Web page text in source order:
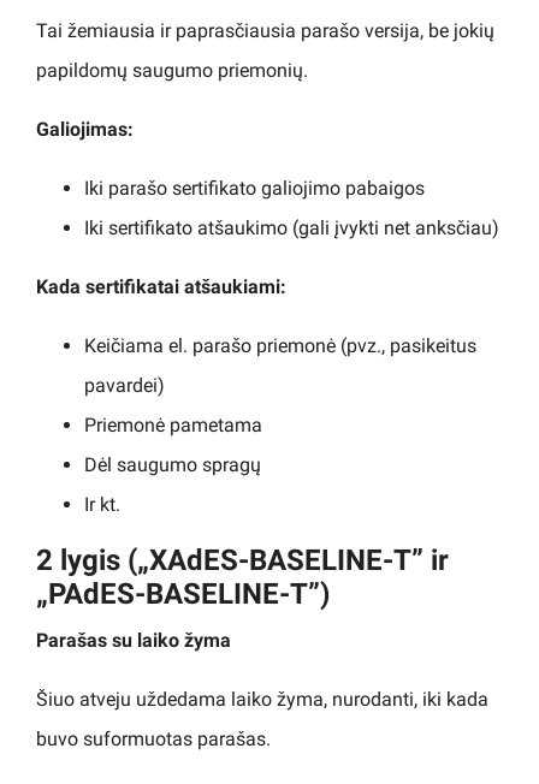
Tai žemiausia ir paprasčiausia parašo versija, be jokių
papildomų saugumo priemonių.
Galiojimas:
Iki parašo sertifikato galiojimo pabaigos
Iki sertifikato atšaukimo (gali įvykti net anksčiau)
Kada sertifikatai atšaukiami:
Keičiama el. parašo priemonė (pvz., pasikeitus
pavardei)
Priemonė pametama
Dėl saugumo spragų
Ir kt.
2 lygis („XAdES-BASELINE-T” ir
„PAdES-BASELINE-T”)
Parašas su laiko žyma
Šiuo atveju uždedama laiko žyma, nurodanti, iki kada
buvo suformuotas parašas.